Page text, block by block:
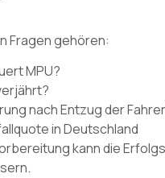
Fragen gehören:
MPU?
nach Entzug der
in Deutschland
kann die